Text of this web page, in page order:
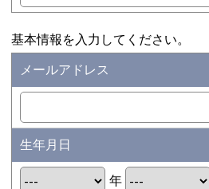
基本情報を入力してください。
メールアドレス
生年月日
年